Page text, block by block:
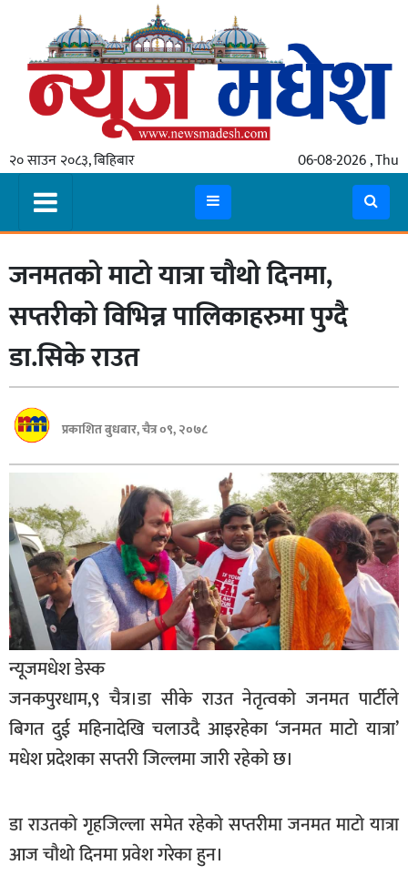
२० साउन २०८३, बिहिबार 06-08-2026 , Thu
गृहपृष्ठ
स्थानीय
प्रदेश
मधेश
प्रदेश
लुम्बिनी
बागमती
मधेश
विशेष
राजनीति
प्रमुख
समाचार
अन्तराष्ट्रिय
अन्तरबार्ता
खेलकुद
जनमतको माटो यात्रा चौथो दिनमा,
सप्तरीको विभिन्न पालिकाहरुमा पुग्दै
डा.सिके राउत
प्रकाशित बुधबार, चैत्र ०९, २०७८
न्यूजमधेश डेस्क
जनकपुरधाम,९ चैत्र।डा सीके राउत नेतृत्वको जनमत पार्टीले
बिगत दुई महिनादेखि चलाउदै आइरहेका ‘जनमत माटो यात्रा’
मधेश प्रदेशका सप्तरी जिल्लमा जारी रहेको छ।
डा राउतको गृहजिल्ला समेत रहेको सप्तरीमा जनमत माटो यात्रा
आज चौथो दिनमा प्रवेश गरेका हुन।